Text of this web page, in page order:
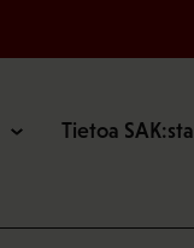
Tietoa SAK:sta